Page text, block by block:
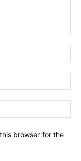
browser for the